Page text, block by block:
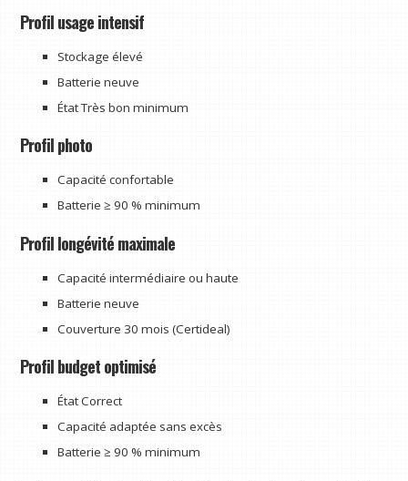
Profil usage intensif
Stockage élevé
Batterie neuve
État Très bon minimum
Profil photo
Capacité confortable
Batterie ≥ 90 % minimum
Profil longévité maximale
Capacité intermédiaire ou haute
Batterie neuve
Couverture 30 mois (Certideal)
Profil budget optimisé
État Correct
Capacité adaptée sans excès
Batterie ≥ 90 % minimum